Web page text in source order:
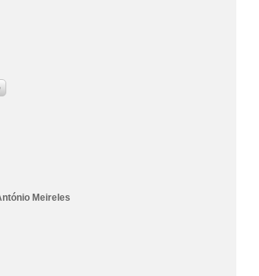
Meireles